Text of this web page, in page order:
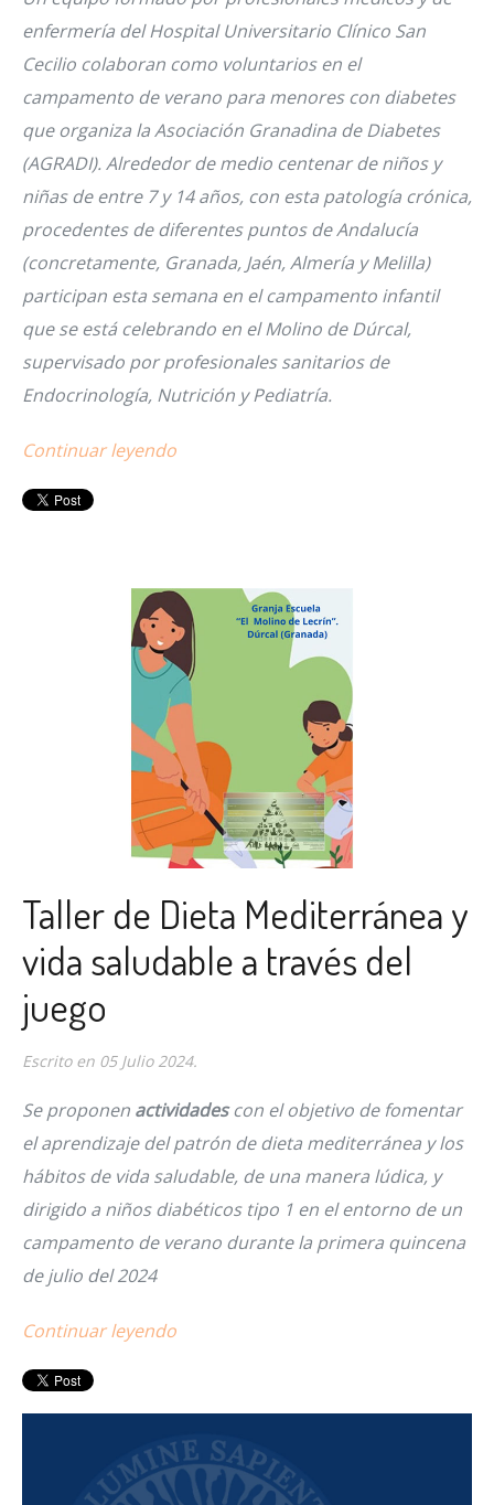
enfermería del Hospital Universitario Clínico San
Cecilio colaboran como voluntarios en el
campamento de verano para menores con diabetes
que organiza la Asociación Granadina de Diabetes
(AGRADI). Alrededor de medio centenar de niños y
niñas de entre 7 y 14 años, con esta patología crónica,
procedentes de diferentes puntos de Andalucía
(concretamente, Granada, Jaén, Almería y Melilla)
participan esta semana en el campamento infantil
que se está celebrando en el Molino de Dúrcal,
supervisado por profesionales sanitarios de
Endocrinología, Nutrición y Pediatría.
Continuar leyendo
Taller de Dieta Mediterránea y
vida saludable a través del
juego
Escrito en 05 Julio 2024.
Se proponen actividadescon el objetivo de fomentar
el aprendizaje del patrón de dieta mediterránea y los
hábitos de vida saludable, de una manera lúdica, y
dirigido a niños diabéticos tipo 1 en el entorno de un
campamento de verano durante la primera quincena
de julio del 2024
Continuar leyendo